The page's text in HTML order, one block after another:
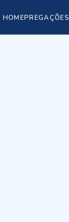
HOMEPREGAÇÕES